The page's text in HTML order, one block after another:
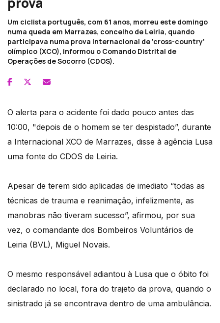
Um ciclista português, com 61 anos, morreu este domingo
numa queda em Marrazes, concelho de Leiria, quando
participava numa prova internacional de 'cross-country'
olímpico (XCO), informou o Comando Distrital de
Operações de Socorro (CDOS).
O alerta para o acidente foi dado pouco antes das
10:00, "depois de o homem se ter despistado”, durante
a Internacional XCO de Marrazes, disse à agência Lusa
uma fonte do CDOS de Leiria.
Apesar de terem sido aplicadas de imediato “todas as
técnicas de trauma e reanimação, infelizmente, as
manobras não tiveram sucesso”, afirmou, por sua
vez, o comandante dos Bombeiros Voluntários de
Leiria (BVL), Miguel Novais.
O mesmo responsável adiantou à Lusa que o óbito foi
declarado no local, fora do trajeto da prova, quando o
sinistrado já se encontrava dentro de uma ambulância.